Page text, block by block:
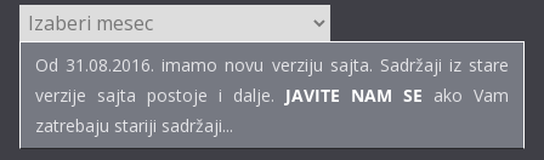
ARHIVE
TEKSTOVA
Od 31.08.2016. imamo novu verziju sajta. Sadržaji iz stare
verzije sajta postoje i dalje. JAVITE NAM SE ako Vam
zatrebaju stariji sadržaji...